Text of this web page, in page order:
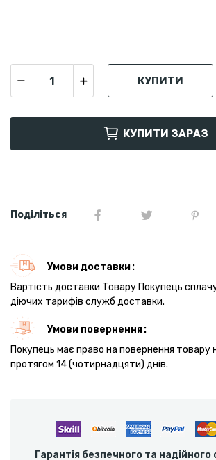
КУПИТИ
КУПИТИ ЗАРАЗ
Поділіться
Умови доставки
Вартість доставки Товару Покупець
діючих тарифів служб доставки.
Умови повернення
Покупець має право на повернення товару
протягом 14 (чотирнадцяти) днів.
Гарантія безпечного та